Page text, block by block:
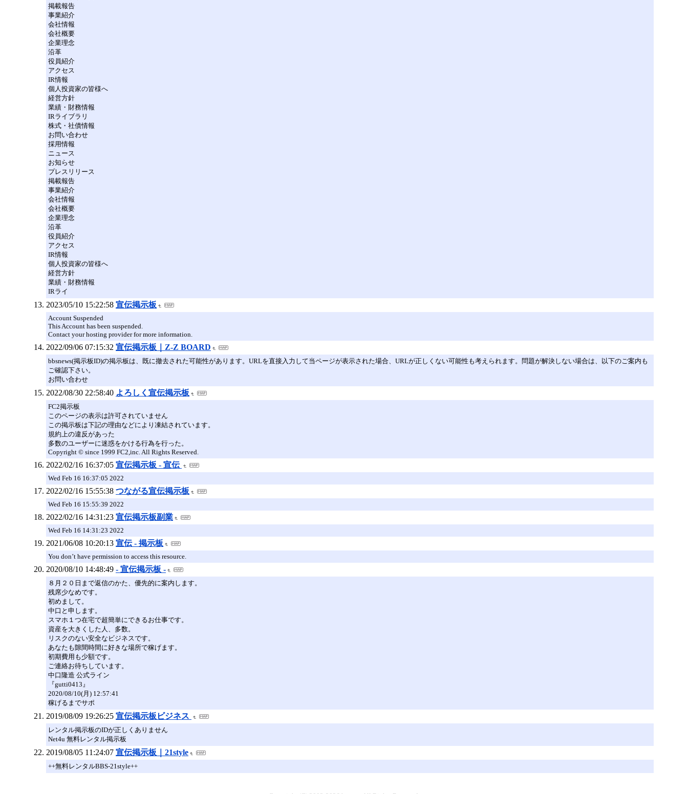
掲載報告
事業紹介
会社情報
会社概要
企業理念
沿革
役員紹介
アクセス
IR情報
個人投資家の皆様へ
経営方針
業績・財務情報
IRライブラリ
株式・社債情報
お問い合わせ
採用情報
ニュース
お知らせ
プレスリリース
掲載報告
事業紹介
会社情報
会社概要
企業理念
沿革
役員紹介
アクセス
IR情報
個人投資家の皆様へ
経営方針
業績・財務情報
IRライ
2023/05/10 15:22:58 宣伝掲示板
Account Suspended
This Account has been suspended.
Contact your hosting provider for more information.
2022/09/06 07:15:32 宣伝掲示板｜Z-Z BOARD
bbsnews(掲示板ID)の掲示板は、既に撤去された可能性があります。URLを直接入力して当ページが表示された場合、URLが正しくない可能性も考えられます。問題が解決しない場合は、以下のご案内も
ご確認下さい。
お問い合わせ
2022/08/30 22:58:40 よろしく宣伝掲示板
FC2掲示板
このページの表示は許可されていません
この掲示板は下記の理由などにより凍結されています。
規約上の違反があった
多数のユーザーに迷惑をかける行為を行った。
Copyright © since 1999 FC2,inc. All Rights Reserved.
2022/02/16 16:37:05 宣伝掲示板 - 宣伝
Wed Feb 16 16:37:05 2022
2022/02/16 15:55:38 つながる宣伝掲示板
Wed Feb 16 15:55:39 2022
2022/02/16 14:31:23 宣伝掲示板副業
Wed Feb 16 14:31:23 2022
2021/06/08 10:20:13 宣伝 - 掲示板
You don’t have permission to access this resource.
2020/08/10 14:48:49 - 宣伝掲示板 -
８月２０日まで返信のかた、優先的に案内します。
残席少なめです。
初めまして。
中口と申します。
スマホ１つ在宅で超簡単にできるお仕事です。
資産を大きくした人、多数。
リスクのない安全なビジネスです。
あなたも隙間時間に好きな場所で稼げます。
初期費用も少額です。
ご連絡お待ちしています。
中口隆造 公式ライン
『gutti0413』
2020/08/10(月) 12:57:41
稼げるまでサポ
2019/08/09 19:26:25 宣伝掲示板ビジネス
レンタル掲示板のIDが正しくありません
Net4u 無料レンタル掲示板
2019/08/05 11:24:07 宣伝掲示板｜21style
++無料レンタルBBS-21style++